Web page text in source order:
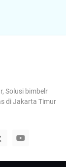
Solusi bimbelr
di Jakarta Timur